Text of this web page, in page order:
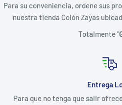
Para su conveniencia, ordene sus
nuestra tienda Colón Zayas
Totalmente "
Entrega
Para que no tenga que salir